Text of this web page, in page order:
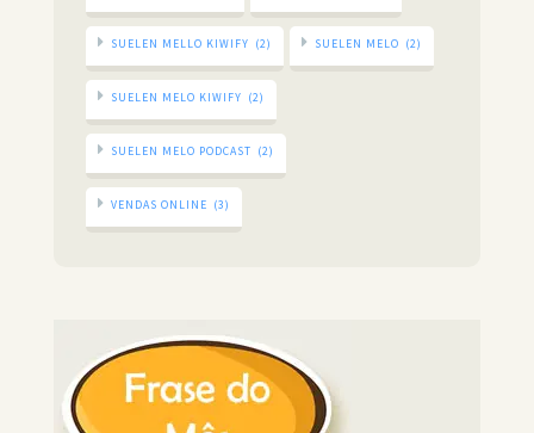
SUELEN MELLO KIWIFY (2) SUELEN MELO (2)
SUELEN MELO KIWIFY (2)
SUELEN MELO PODCAST (2)
VENDAS ONLINE (3)